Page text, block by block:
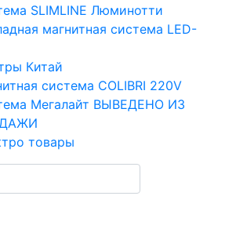
SLIMLINE Люминотти
магнитная система LED-
Китай
система COLIBRI 220V
Мегалайт ВЫВЕДЕНО ИЗ
товары